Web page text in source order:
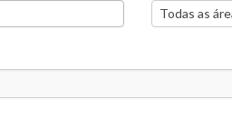
Todas as